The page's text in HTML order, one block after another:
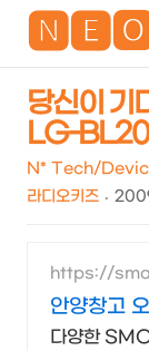
당신이 기
LG-BL20
N* Tech/
라디오키즈
https://
안양창고
늘출발
다양한